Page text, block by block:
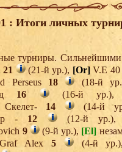
: Итоги личных
турниры.
21 (21-й ур.), [Or]V.E 40
Perseus 18
(18-й
16
(16-й
14
(14-й
- 12
(12-й
9 (9-й ур.), [El]
Alex 5
(4-й